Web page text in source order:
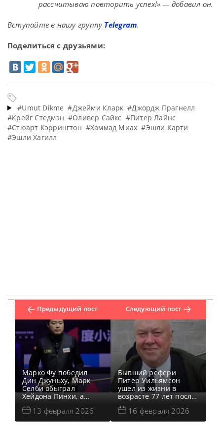
рассчитываю повторить успех!» — добавил он.
Вступайте в нашу группу Telegram.
Поделиться с друзьями:
#Umut Dikme #Джейми Кларк #Джордж Прагнелл
#Крейг Стедмэн #Оливер Сайкс #Питер Лайнс
#Стюарт Кэррингтон #Хаммад Миах #Эшли Карти
#Эшли Хагилл
Предыдущий пост
Марко Фу победил
Дин Джуньху, Марк
Селби обыграл
Хейдона Пинхи, а
Джек Лисовски, Стен
Муди, Чжао Ханьян и
У Ицзэ также вышли в
13 февраля 2026
Следующий пост
Бывший рефери
Питер Уильямсон
ушел из жизни в
возрасте 77 лет после
продолжительной
болезни, сообщает
WST Питер
16 февраля 2026